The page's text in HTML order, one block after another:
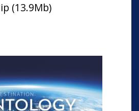
(13.9Mb)